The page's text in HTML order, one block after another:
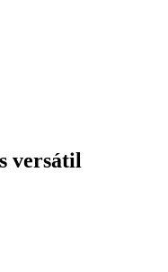
versátil